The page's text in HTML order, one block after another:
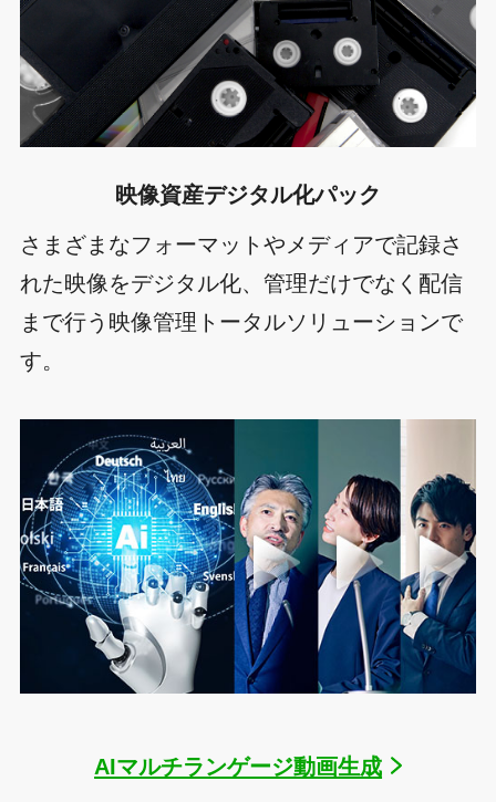
映像資産デジタル化パック
さまざまなフォーマットやメディアで記録さ
れた映像をデジタル化、管理だけでなく配信
まで行う映像管理トータルソリューションで
す。
AIマルチランゲージ動画生成​